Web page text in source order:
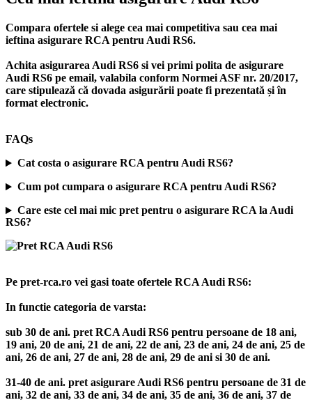
Compara ofertele si alege cea mai competitiva sau cea mai
ieftina asigurare RCA pentru Audi RS6.
Achita asigurarea Audi RS6 si vei primi polita de asigurare
Audi RS6 pe email, valabila conform Normei ASF nr. 20/2017,
care stipulează că dovada asigurării poate fi prezentată și în
format electronic.
FAQs
Cat costa o asigurare RCA pentru Audi RS6?
Cum pot cumpara o asigurare RCA pentru Audi RS6?
Care este cel mai mic pret pentru o asigurare RCA la Audi
RS6?
Pe pret-rca.ro vei gasi toate ofertele RCA Audi RS6:
In functie categoria de varsta:
sub 30 de ani. pret RCA Audi RS6 pentru persoane de 18 ani,
19 ani, 20 de ani, 21 de ani, 22 de ani, 23 de ani, 24 de ani, 25 de
ani, 26 de ani, 27 de ani, 28 de ani, 29 de ani si 30 de ani.
31-40 de ani. pret asigurare Audi RS6 pentru persoane de 31 de
ani, 32 de ani, 33 de ani, 34 de ani, 35 de ani, 36 de ani, 37 de